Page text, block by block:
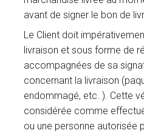
avant de signer le bon de
Le Client doit
livraison et sous forme de
accompagnées de sa
concernant la livraison
endommagé, etc..). Cette
considérée comme
ou une personne autorisée